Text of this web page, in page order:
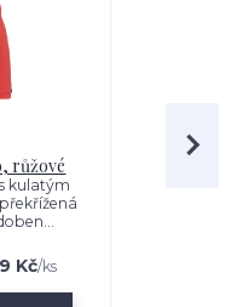
růžové
kulatým
Kč/ks